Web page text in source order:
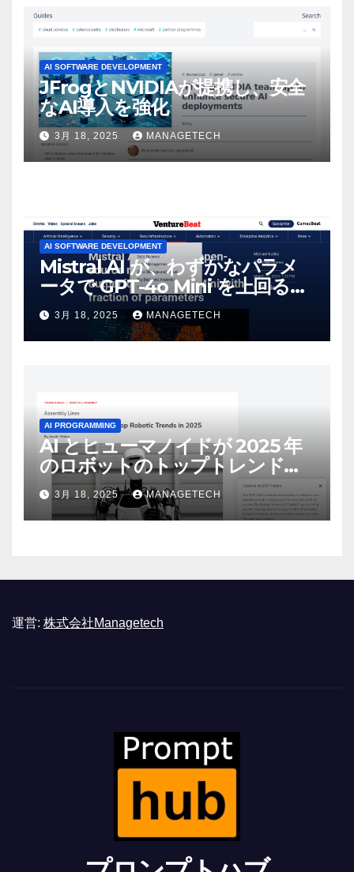
AI SOFTWARE DEVELOPMENT
JFrogとNVIDIAが提携し、安全
なAI導入を強化
3月 18, 2025 MANAGETECH
AI SOFTWARE DEVELOPMENT
Mistral AI が、わずかなパラメ
ータで GPT-4o Mini を上回る新
しいオープンソース モデルをリ
リース | VentureBeat
3月 18, 2025 MANAGETECH
AI PROGRAMMING
AI とヒューマノイドが 2025 年
のロボットのトップトレンドに |
ASSEMBLY
3月 18, 2025 MANAGETECH
運営: 株式会社Managetech